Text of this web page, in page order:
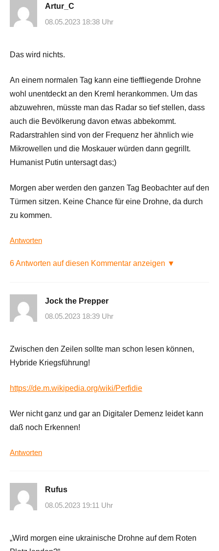
Artur_C
08.05.2023 18:38 Uhr
Das wird nichts.
An einem normalen Tag kann eine tieffliegende Drohne
wohl unentdeckt an den Kreml herankommen. Um das
abzuwehren, müsste man das Radar so tief stellen, dass
auch die Bevölkerung davon etwas abbekommt.
Radarstrahlen sind von der Frequenz her ähnlich wie
Mikrowellen und die Moskauer würden dann gegrillt.
Humanist Putin untersagt das;)
Morgen aber werden den ganzen Tag Beobachter auf den
Türmen sitzen. Keine Chance für eine Drohne, da durch
zu kommen.
Antworten
6 Antworten auf diesen Kommentar anzeigen ▼
Jock the Prepper
08.05.2023 18:39 Uhr
Zwischen den Zeilen sollte man schon lesen können,
Hybride Kriegsführung!
https://de.m.wikipedia.org/wiki/Perfidie
Wer nicht ganz und gar an Digitaler Demenz leidet kann
daß noch Erkennen!
Antworten
Rufus
08.05.2023 19:11 Uhr
„Wird morgen eine ukrainische Drohne auf dem Roten